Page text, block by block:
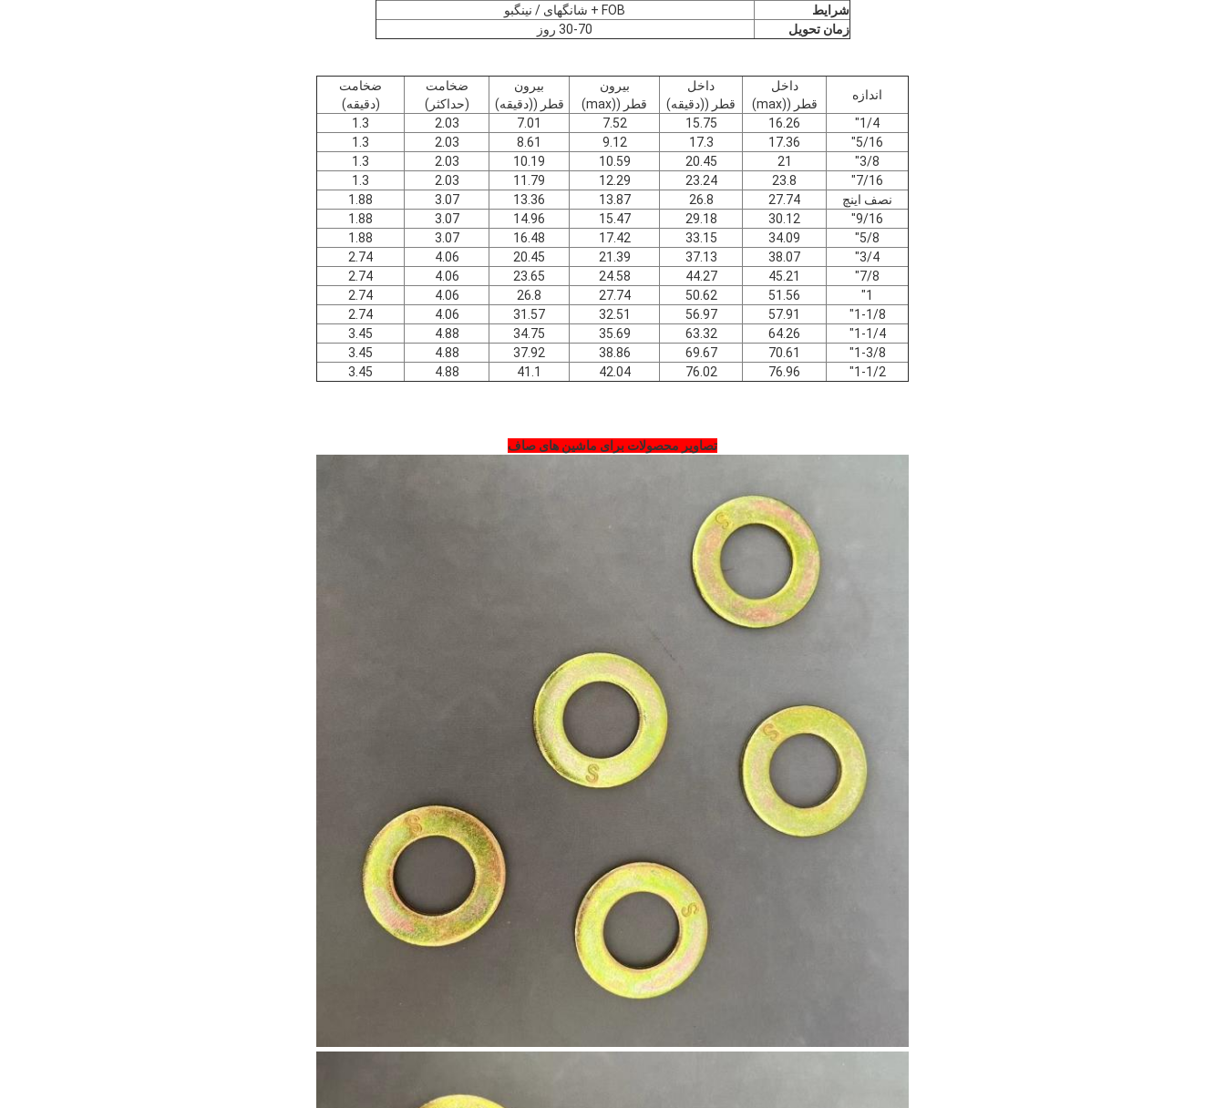
شرایط
FOB + شانگهای / نینگبو
زمان تحویل
30-70 روز
اندازه
داخل
قطر ((max)
داخل
قطر ((دقيقه)
بیرون
قطر ((max)
بیرون
قطر ((دقيقه)
ضخامت
(حداکثر)
ضخامت
(دقيقه)
1/4"
16.26
15.75
7.52
7.01
2.03
1.3
5/16"
17.36
17.3
9.12
8.61
2.03
1.3
3/8"
21
20.45
10.59
10.19
2.03
1.3
7/16"
23.8
23.24
12.29
11.79
2.03
1.3
نصف اینچ
27.74
26.8
13.87
13.36
3.07
1.88
9/16"
30.12
29.18
15.47
14.96
3.07
1.88
5/8"
34.09
33.15
17.42
16.48
3.07
1.88
3/4"
38.07
37.13
21.39
20.45
4.06
2.74
7/8"
45.21
44.27
24.58
23.65
4.06
2.74
1"
51.56
50.62
27.74
26.8
4.06
2.74
1-1/8"
57.91
56.97
32.51
31.57
4.06
2.74
1-1/4"
64.26
63.32
35.69
34.75
4.88
3.45
1-3/8"
70.61
69.67
38.86
37.92
4.88
3.45
1-1/2"
76.96
76.02
42.04
41.1
4.88
3.45
تصاویر محصولات برای ماشین های صاف